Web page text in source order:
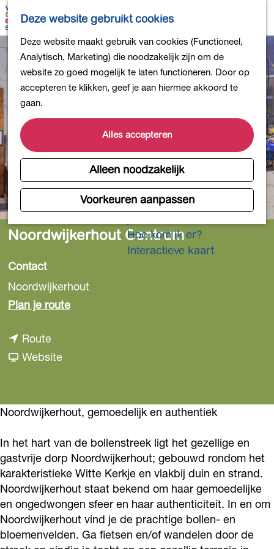
Deze website gebruikt cookies
Deze website maakt gebruik van cookies (Functioneel,
Analytisch, Marketing) die noodzakelijk zijn om de
website zo goed mogelijk te laten functioneren. Door op
accepteren te klikken, geef je aan hiermee akkoord te
gaan.
Alles accepteren
Alleen noodzakelijk
Voorkeuren aanpassen
G
a
a
r
d
e
h
o
m
e
K
a
r
t
Z
e
k
e
n
e
n
u
Bollen en Bloemen
Uit eten
DB4daagse - Inschrijven
Kinderactiviteiten
De natuur in
Musea en meer
Producten uit de Bollenstreek
Gezond en actief
Overnachten
Hoe kom ik er?
Interactieve kaart
Noordwijkerhout Centrum
Contact
Noordwijkerhout
Plan je routen
o
d
w
i
j
k
e
Routen
a
N
o
r
d
w
i
j
Websitev
N
o
r
d
w
i
j
Noordwijkerhout, gemoedelijk en authentiek
In het hart van de bollenstreek ligt het gezellige en
gastvrije dorp Noordwijkerhout; gebouwd rondom het
karakteristieke Witte Kerkje en vlakbij duin en strand.
Noordwijkerhout staat bekend om haar gemoedelijke
en ongedwongen sfeer en haar authenticiteit. In en om
Noordwijkerhout vind je de prachtige bollen- en
bloemenvelden. Ga fietsen en/of wandelen door de